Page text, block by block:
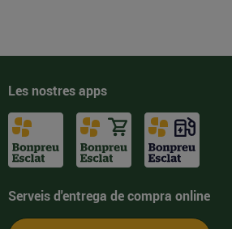
Les nostres apps
Serveis d'entrega de compra online